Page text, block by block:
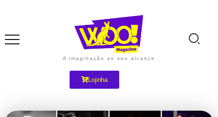
A imaginação ao seu alcance
Lojinha